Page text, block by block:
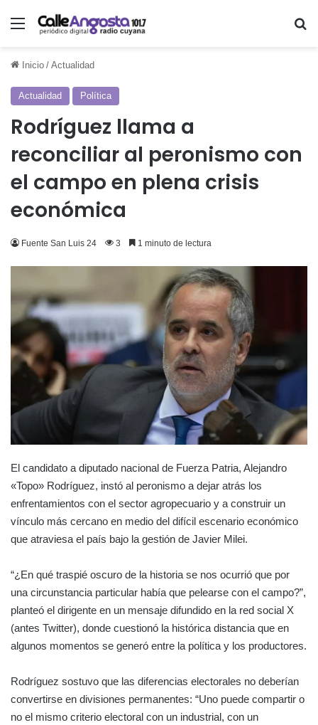
Menú
Inicio / Actualidad
Actualidad Política
Rodríguez llama a
reconciliar al peronismo con
el campo en plena crisis
económica
Fuente San Luis 24 3 1 minuto de lectura
El candidato a diputado nacional de Fuerza Patria, Alejandro
«Topo» Rodríguez, instó al peronismo a dejar atrás los
enfrentamientos con el sector agropecuario y a construir un
vínculo más cercano en medio del difícil escenario económico
que atraviesa el país bajo la gestión de Javier Milei.
“¿En qué traspié oscuro de la historia se nos ocurrió que por
una circunstancia particular había que pelearse con el campo?”,
planteó el dirigente en un mensaje difundido en la red social X
(antes Twitter), donde cuestionó la histórica distancia que en
algunos momentos se generó entre la política y los productores.
Rodríguez sostuvo que las diferencias electorales no deberían
convertirse en divisiones permanentes: “Uno puede compartir o
no el mismo criterio electoral con un industrial, con un